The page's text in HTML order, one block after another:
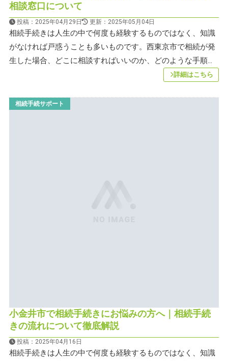
相談窓口について
投稿：2025年04月29日 更新：2025年05月04日
相続手続きは人生の中で何度も経験するものではなく、知識
がなければ戸惑うことも多いものです。西東京市で相続が発
生した場合、どこに相談すればいいのか、どのような手順...
詳細はこちら
相続手続サポート
小金井市で相続手続きにお悩みの方へ｜相続手続
きの流れについて徹底解説
投稿：2025年04月16日
相続手続きは人生の中で何度も経験するものではなく、知識